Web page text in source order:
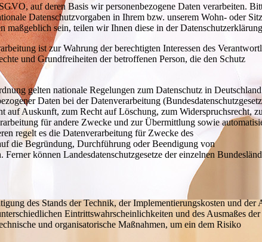
auf deren Basis wir personenbezogene Daten verarbeiten.
Datenschutzvorgaben in Ihrem bzw. unserem Wohn- oder
sein, teilen wir Ihnen diese in der
ist zur Wahrung der berechtigten Interessen des
und Grundfreiheiten der betroffenen Person, die den Schutz
gelten nationale Regelungen zum Datenschutz in
Daten bei der Datenverarbeitung
auf Auskunft, zum Recht auf Löschung, zum Widerspruchsrecht,
für andere Zwecke und zur Übermittlung sowie
regelt es die Datenverarbeitung für Zwecke des
die Begründung, Durchführung oder Beendigung von
können Landesdatenschutzgesetze der einzelnen
des Stands der Technik, der Implementierungskosten und der
Eintrittswahrscheinlichkeiten und des Ausmaßes der
und organisatorische Maßnahmen, um ein dem Risiko